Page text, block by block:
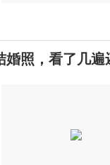
照，看了几遍